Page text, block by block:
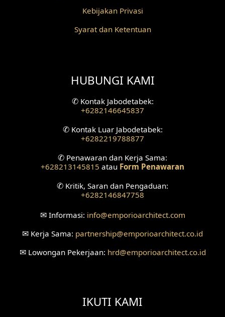
Kebijakan Privasi
Syarat dan Ketentuan
HUBUNGI KAMI
✆Kontak Jabodetabek:
+6282146645837
✆Kontak Luar Jabodetabek:
+6282219788877
✆ Penawaran dan Kerja Sama:
+628213145815 atau Form Penawaran
✆ Kritik, Saran dan Pengaduan:
+6282146847758
✉Informasi: info@emporioarchitect.com
✉ Kerja Sama: partnership@emporioarchitect.co.id
✉Lowongan Pekerjaan: hrd@emporioarchitect.co.id
IKUTI KAMI